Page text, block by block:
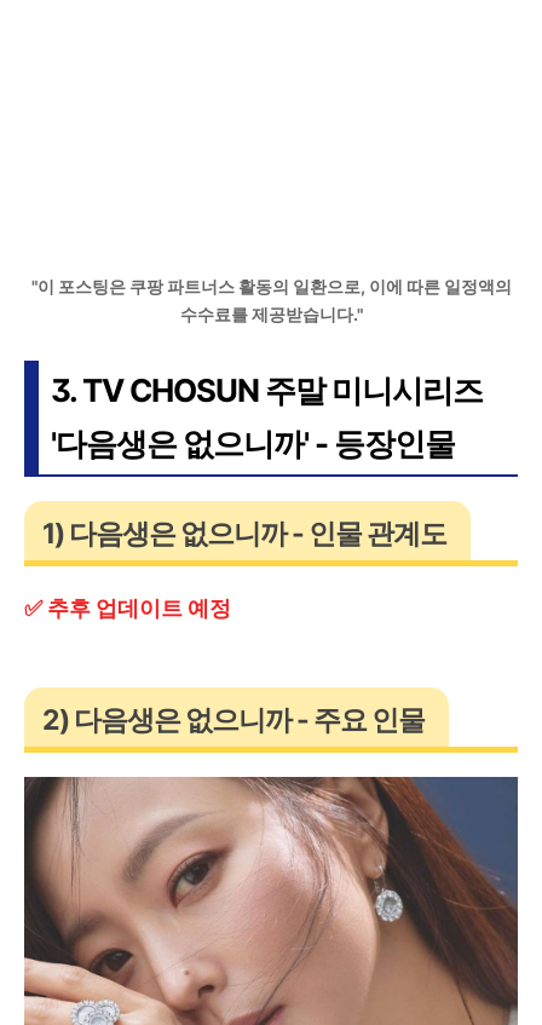
"이 포스팅은 쿠팡 파트너스 활동의 일환으로, 이에 따른 일정액의
수수료를 제공받습니다."
3. TV CHOSUN 주말 미니시리즈
'다음생은 없으니까' - 등장인물
1) 다음생은 없으니까 - 인물 관계도
✅ 추후 업데이트 예정
2) 다음생은 없으니까 - 주요 인물